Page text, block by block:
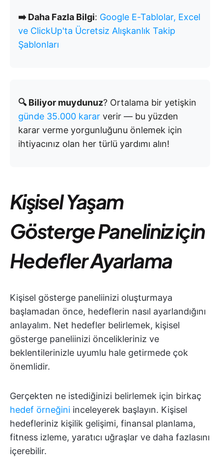
➡️ Daha Fazla Bilgi: Google E-Tablolar, Excel
ve ClickUp'ta Ücretsiz Alışkanlık Takip
Şablonları
🔍 Biliyor muydunuz? Ortalama bir yetişkin
günde 35.000 karar verir — bu yüzden
karar verme yorgunluğunu önlemek için
ihtiyacınız olan her türlü yardımı alın!
Kişisel Yaşam
Gösterge Paneliniz için
Hedefler Ayarlama
Kişisel gösterge paneliinizi oluşturmaya
başlamadan önce, hedeflerin nasıl ayarlandığını
anlayalım. Net hedefler belirlemek, kişisel
gösterge paneliinizi öncelikleriniz ve
beklentilerinizle uyumlu hale getirmede çok
önemlidir.
Gerçekten ne istediğinizi belirlemek için birkaç
hedef örneğini inceleyerek başlayın. Kişisel
hedefleriniz kişilik gelişimi, finansal planlama,
fitness izleme, yaratıcı uğraşlar ve daha fazlasını
içerebilir.